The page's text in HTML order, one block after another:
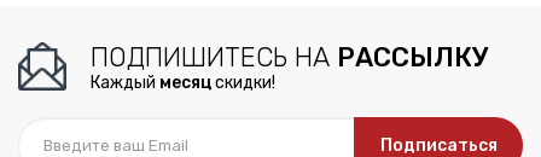
ПОДПИШИТЕСЬ НА РАССЫЛКУ
Каждый месяцскидки!
Подписаться